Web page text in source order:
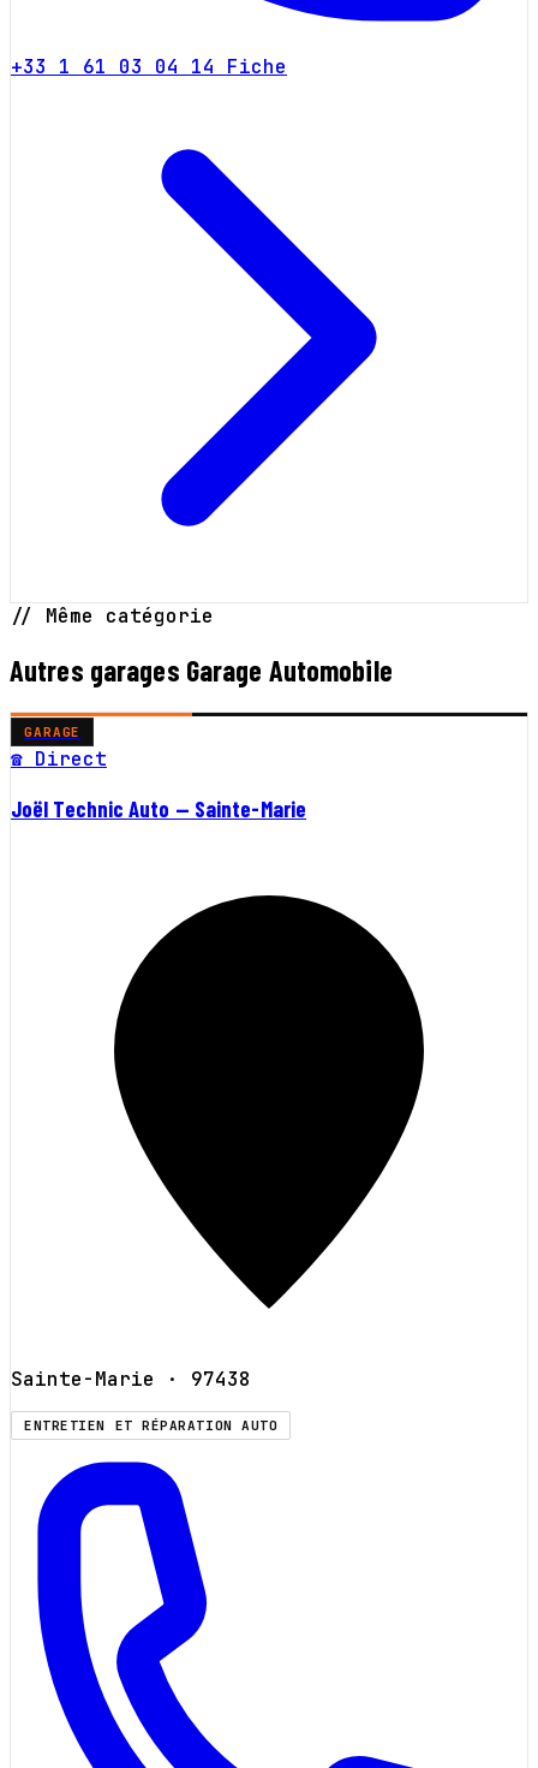
+33 1 61 03 04 14 Fiche
// Même catégorie
Autres garages Garage Automobile
GARAGE
☎ Direct
Joël Technic Auto — Sainte-Marie
Sainte-Marie · 97438
ENTRETIEN ET RÉPARATION AUTO